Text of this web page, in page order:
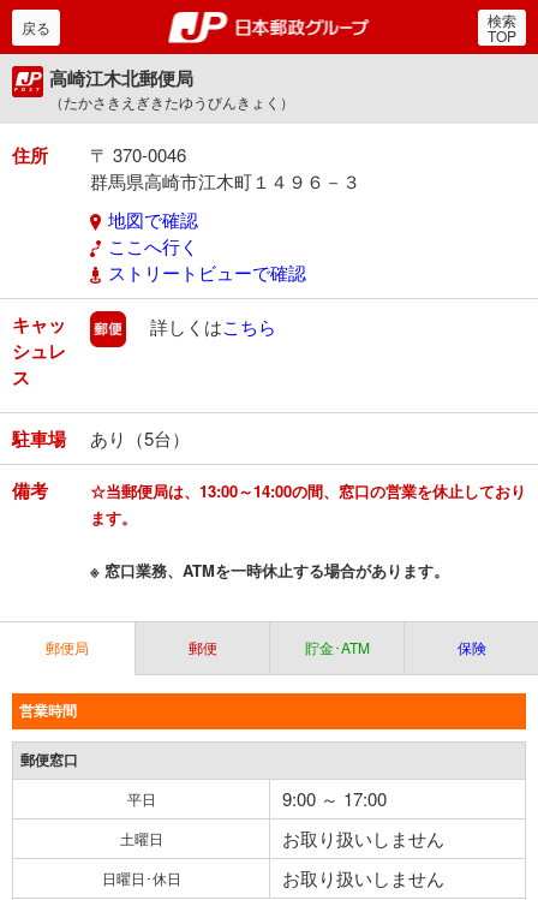
郵便局・日本郵政グルー
戻る 検索
TOP
高崎江木北郵便局
（たかさきえぎきたゆうびんきょく）
住所
〒 370-0046
群馬県高崎市江木町１４９６－３
地図で確認
ここへ行く
ストリートビューで確認
キャッ
シュレ
ス
郵便
詳しくはこちら
駐車場 あり（5台）
備考
☆当郵便局は、13:00～14:00の間、窓口の営業を休止しており
ます。
※ 窓口業務、ATMを一時休止する場合があります。
郵便局 郵便 貯金･ATM 保険
営業時間
郵便窓口
平日 9:00 ～ 17:00
土曜日 お取り扱いしません
日曜日･休日 お取り扱いしません